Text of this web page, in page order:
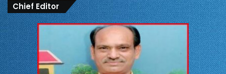
Chief Editor